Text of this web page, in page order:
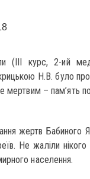
(III курс, 2-ий
Н.В. було
мертвим – пам’ять
жертв Бабиного
Не жаліли
населення.